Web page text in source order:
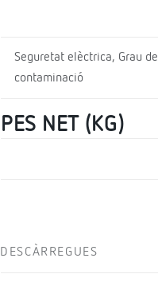
Seguretat elèctrica, Grau de
contaminació
PES NET (KG)
DESCÀRREGUES